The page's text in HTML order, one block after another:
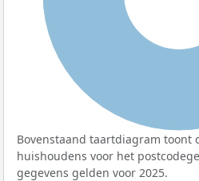
Bovenstaand taartdiagram toont
huishoudens voor het
gegevens gelden voor 2025.